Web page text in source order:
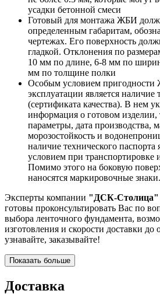
усадки бетонной смеси
Готовый для монтажа ЖБИ
определенным габаритам,
чертежах. Его поверхность
гладкой. Отклонения по
10 мм по длине, 6-8 мм по
мм по толщине полки
Особым условием
эксплуатации является наличие
(сертификата качества). В нем
информация о готовом изделии,
параметры, дата производства,
морозостойкость и
наличие технического паспорта
условием при транспортировке
Помимо этого на боковую
наносятся маркировочные знаки.
Эксперты компании "ДСК-Столица"
готовы проконсультировать Вас по
выбора ленточного фундамента,
изготовления и скорости доставки до
узнавайте, заказывайте!
Показать больше
Доставка